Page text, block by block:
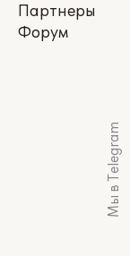
Партнеры
Форум
Мы в Telegram